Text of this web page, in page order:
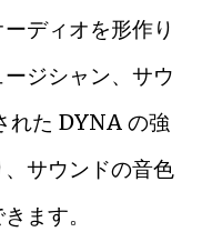
ディオを形作り
ジシャン、サウ
れた DYNA の強
サウンドの音色
ます。